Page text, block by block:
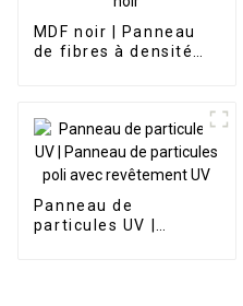
MDF noir | Panneau
de fibres à densité
Panneau de
particules UV |